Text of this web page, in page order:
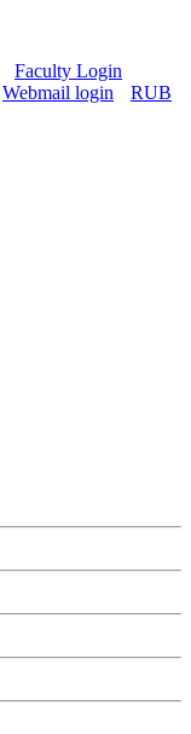
Faculty Login
Webmail login
RUB